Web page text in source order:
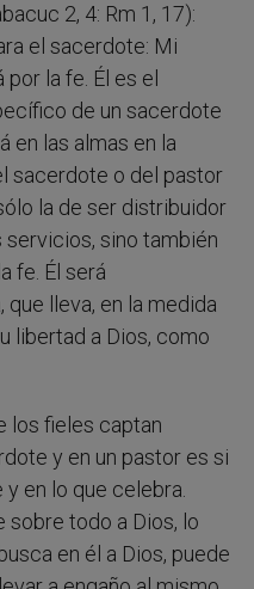
2, 4: Rm 1, 17):
el sacerdote: Mi
la fe. Él es el
de un sacerdote
en las almas en la
sacerdote o del pastor
la de ser distribuidor
sino también
fe. Él será
lleva, en la medida
libertad a Dios, como
los fieles captan
y en un pastor es si
y en lo que celebra.
sobre todo a Dios, lo
en él a Dios, puede